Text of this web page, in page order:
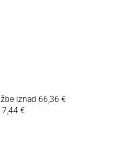
iznad 66,36 €
€